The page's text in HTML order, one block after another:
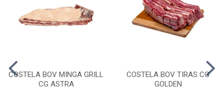
COSTELA BOV MINGA GRILL
CG ASTRA
COSTELA BOV TIRAS CG
GOLDEN